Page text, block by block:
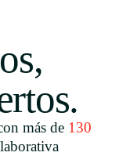
más de 130